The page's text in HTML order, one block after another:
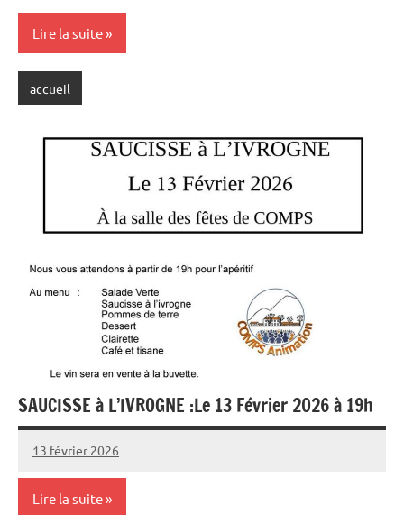
Lire la suite
accueil
SAUCISSE à L’IVROGNE :Le 13 Février 2026 à 19h
13 février 2026
Sylviane
MASSON
Aucun
commentaire
Lire la suite